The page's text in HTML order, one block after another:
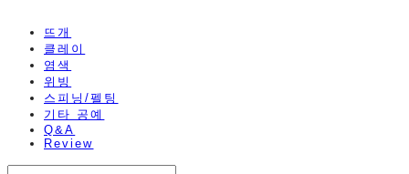
뜨개
클레이
염색
위빙
스피닝/펠팅
기타 공예
Q&A
Review